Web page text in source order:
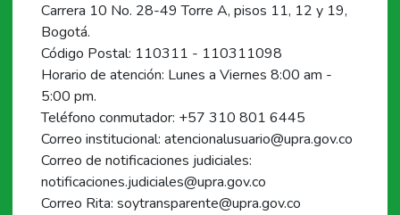
Carrera 10 No. 28-49 Torre A, pisos 11, 12 y 19,
Bogotá.
Código Postal: 110311 - 110311098
Horario de atención: Lunes a Viernes 8:00 am -
5:00 pm.
Teléfono conmutador: +57 310 801 6445
Correo institucional: atencionalusuario@upra.gov.co
Correo de notificaciones judiciales:
notificaciones.judiciales@upra.gov.co
Correo Rita: soytransparente@upra.gov.co